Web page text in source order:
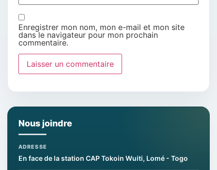
Enregistrer mon nom, mon e-mail et mon site
dans le navigateur pour mon prochain
commentaire.
Nous joindre
ADRESSE
En face de la station CAP Tokoin Wuiti, Lomé - Togo